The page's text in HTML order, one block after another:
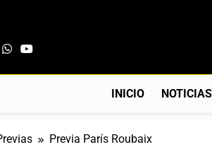
INICIO NOTICIAS
Previa París Roubaix